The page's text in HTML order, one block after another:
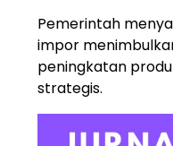
Pemerintah
impor
peningkatan
strategis.